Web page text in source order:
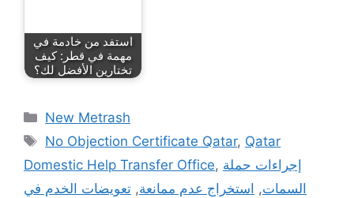
استفد من خادمة في
مهمة في قطر: كيف
تختارين الأفضل لك؟
New Metrash
No Objection Certificate Qatar, Qatar
Domestic Help Transfer Office, إجراءات حملة
السمات, استخراج عدم ممانعة, تعويضات الخدم في